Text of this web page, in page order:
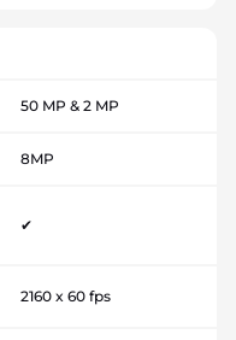
50 MP & 2 MP
8MP
✔
2160 x 60 fps